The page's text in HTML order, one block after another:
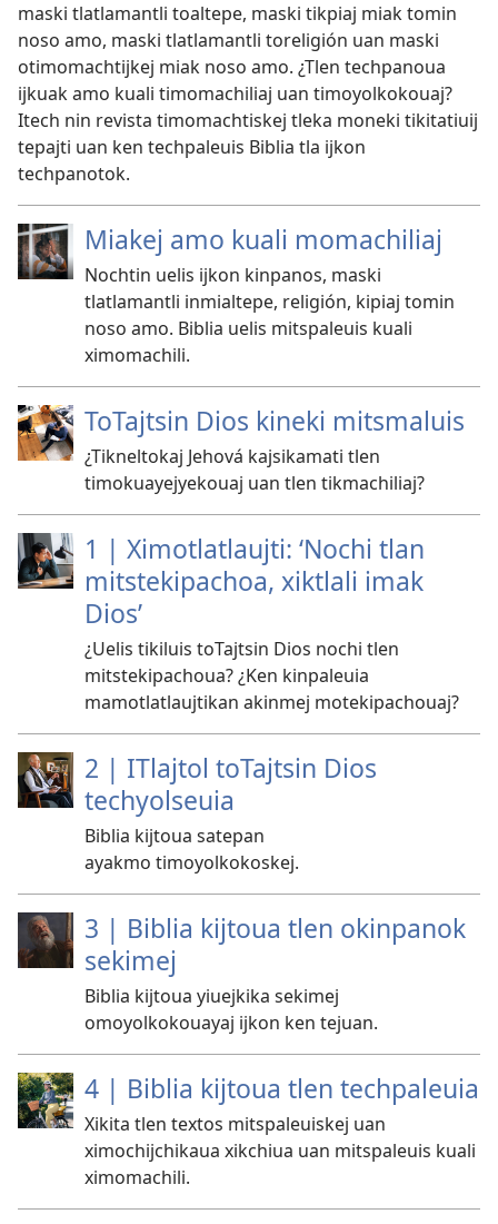
maski tlatlamantli toaltepe, maski tikpiaj miak tomin
noso amo, maski tlatlamantli toreligión uan maski
otimomachtijkej miak noso amo. ¿Tlen techpanoua
ijkuak amo kuali timomachiliaj uan timoyolkokouaj?
Itech nin revista timomachtiskej tleka moneki tikitatiuij
tepajti uan ken techpaleuis Biblia tla ijkon
techpanotok.
Miakej amo kuali momachiliaj
Nochtin uelis ijkon kinpanos, maski
tlatlamantli inmialtepe, religión, kipiaj tomin
noso amo. Biblia uelis mitspaleuis kuali
ximomachili.
ToTajtsin Dios kineki mitsmaluis
¿Tikneltokaj Jehová kajsikamati tlen
timokuayejyekouaj uan tlen tikmachiliaj?
1 | Ximotlatlaujti: ‘Nochi tlan
mitstekipachoa, xiktlali imak
Dios’
¿Uelis tikiluis toTajtsin Dios nochi tlen
mitstekipachoua? ¿Ken kinpaleuia
mamotlatlaujtikan akinmej motekipachouaj?
2 | ITlajtol toTajtsin Dios
techyolseuia
Biblia kijtoua satepan
ayakmo timoyolkokoskej.
3 | Biblia kijtoua tlen okinpanok
sekimej
Biblia kijtoua yiuejkika sekimej
omoyolkokouayaj ijkon ken tejuan.
4 | Biblia kijtoua tlen techpaleuia
Xikita tlen textos mitspaleuiskej uan
ximochijchikaua xikchiua uan mitspaleuis kuali
ximomachili.